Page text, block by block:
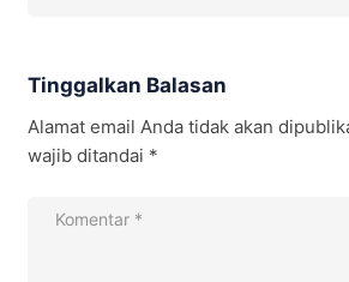
Tinggalkan Balasan
Alamat email Anda tidak akan
wajib ditandai *